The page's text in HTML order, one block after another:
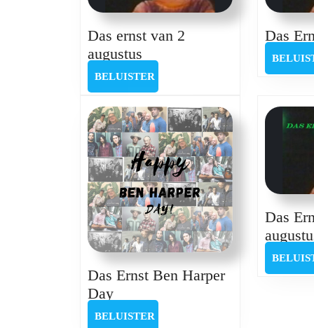
Das ernst van 2
augustus
ernst
van
2
augustus
BELUISTER
Das
Das Ernst Ben Harper
DayDas
Ernst
BELUISTER
Das